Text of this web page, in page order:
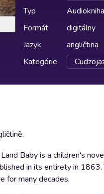
Typ
Audiokniha
Formát
digitálny
Jazyk
angličtina
Kategórie
Baby is a children's
in its entirety in
for many decades.